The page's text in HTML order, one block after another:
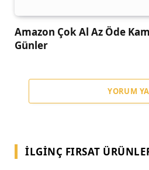
Amazon Çok Al Az Öde
Günler
YORUM
İLGINÇ FIRSAT